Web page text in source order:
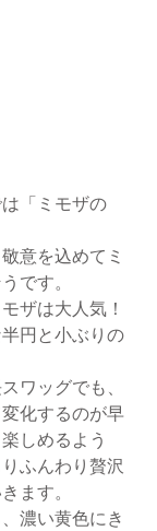
「ミモザの
意を込めてミ
です。
ザは大人気！
円と小ぶりの
ワッグでも、
変化するのが早
しめるよう
ふんわり贅沢
ます。
濃い黄色にき